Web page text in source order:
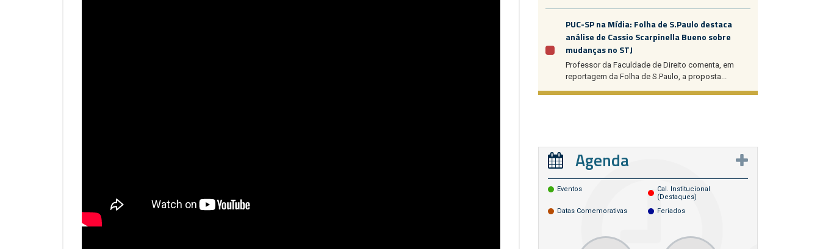
PUC-SP na Mídia: Folha de S.Paulo destaca
análise de Cassio Scarpinella Bueno sobre
mudanças no STJ
Professor da Faculdade de Direito comenta, em
reportagem da Folha de S.Paulo, a proposta...
Agenda
Eventos
Cal. Institucional
(destaques)
Datas Comemorativas
Feriados